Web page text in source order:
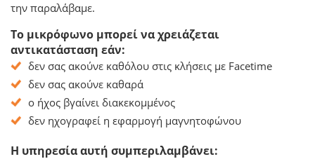
την παραλάβαμε.
Το μικρόφωνο μπορεί να χρειάζεται
αντικατάσταση εάν:
δεν σας ακούνε καθόλου στις κλήσεις με Facetime
δεν σας ακούνε καθαρά
ο ήχος βγαίνει διακεκομμένος
δεν ηχογραφεί η εφαρμογή μαγνητοφώνου
Η υπηρεσία αυτή συμπεριλαμβάνει: